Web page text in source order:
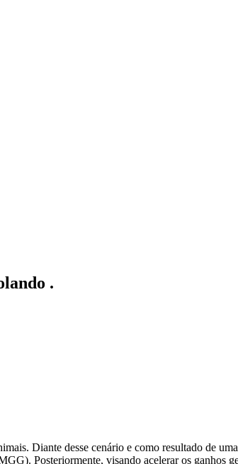
.
Diante desse cenário e como resultado de
Posteriormente, visando acelerar os ganhos